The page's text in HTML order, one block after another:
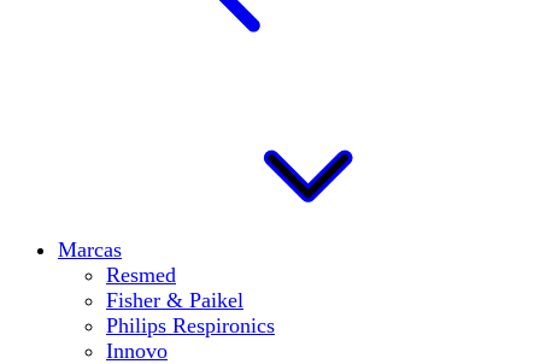
Marcas
Resmed
Fisher & Paikel
Philips Respironics
Innovo